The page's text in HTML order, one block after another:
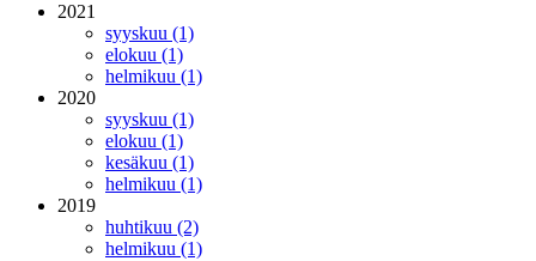
2021
syyskuu (1)
elokuu (1)
helmikuu (1)
2020
syyskuu (1)
elokuu (1)
kesäkuu (1)
helmikuu (1)
2019
huhtikuu (2)
helmikuu (1)